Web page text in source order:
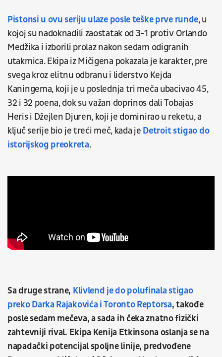
Pistonsi u ovu seriju ulaze posle teške prve runde, u
kojoj su nadoknadili zaostatak od 3-1 protiv Orlando
Medžika i izborili prolaz nakon sedam odigranih
utakmica. Ekipa iz Mičigena pokazala je karakter, pre
svega kroz elitnu odbranu i liderstvo Kejda
Kaningema, koji je u poslednja tri meča ubacivao 45,
32 i 32 poena, dok su važan doprinos dali Tobajas
Heris i Džejlen Djuren, koji je dominirao u reketu, a
ključ serije bio je treći meč, kada je Detroit stigao do
istorijskog preokreta.
Sa druge strane, Klivlend je do polufinala stigao
preko Darka Rajakovića i Toronto Reptorsa, takođe
posle sedam mečeva, a sada ih čeka znatno fizički
zahtevniji rival. Ekipa Kenija Etkinsona oslanja se na
napadački potencijal spoljne linije, predvođene